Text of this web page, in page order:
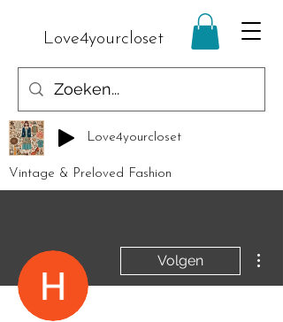
Love4yourcloset
Vintage & Preloved Fashion
Love4yourcloset
Volgen